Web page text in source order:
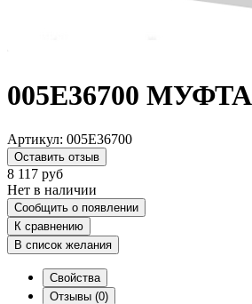
005E36700
Артикул: 005E36700
Оставить отзыв
8 117 руб
Нет в наличии
Сообщить о появлении
К сравнению
В список желания
Свойства
Отзывы (0)